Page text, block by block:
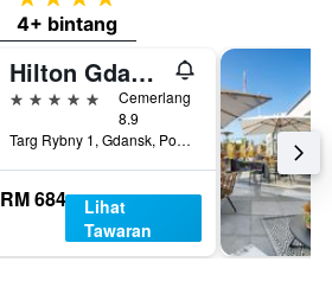
4+ bintang
Hilton Gdansk
5 bintang
Cemerlang
8.9
Targ Rybny 1, Gdansk, Pomorskie, Poland
RM 684
Lihat
Tawaran